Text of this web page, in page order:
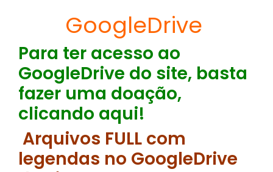
GoogleDrive
Para ter acesso ao
GoogleDrive do site, basta
fazer uma doação,
clicando aqui!
Arquivos FULL com
legendas no GoogleDrive